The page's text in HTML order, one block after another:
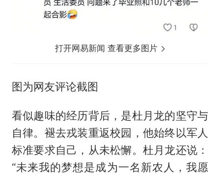
打开网易新闻 查看更多图片
图为网友评论截图
看似趣味的经历背后，是杜月龙的坚守与
自律。褪去戎装重返校园，他始终以军人
标准要求自己，从未松懈。杜月龙还说：
“未来我的梦想是成为一名新农人，我愿